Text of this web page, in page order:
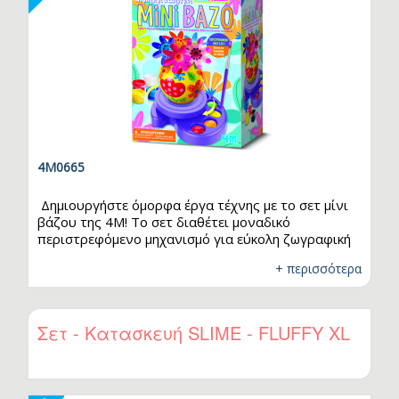
4Μ0665
Δημιουργήστε όμορφα έργα τέχνης με το σετ μίνι
βάζου της 4M! Το σετ διαθέτει μοναδικό
περιστρεφόμενο μηχανισμό για εύκολη ζωγραφική
ατελείωτες δυνατότητες προσωποποίησης για
διακόσμηση σπιτιού ή μοναδικά δώρα. Ιδανικό για
παιδιά που θέλουν να συνδυάσουν τη
δημιουργικότητα με την αισθητική, ενώ
ταυτόχρονα αναπτύσσουν δεξιότητες
+ περισσότερα
Σετ - Κατασκευή SLIME - FLUFFY XL